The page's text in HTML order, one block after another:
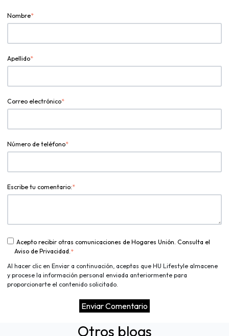
Nombre*
Apellido*
Correo electrónico*
Número de teléfono*
Escribe tu comentario:*
Acepto recibir otras comunicaciones de Hogares Unión. Consulta el
Aviso de Privacidad.*
Al hacer clic en Enviar a continuación, aceptas que HU Lifestyle almacene
y procese la información personal enviada anteriormente para
proporcionarte el contenido solicitado.
Otros blogs